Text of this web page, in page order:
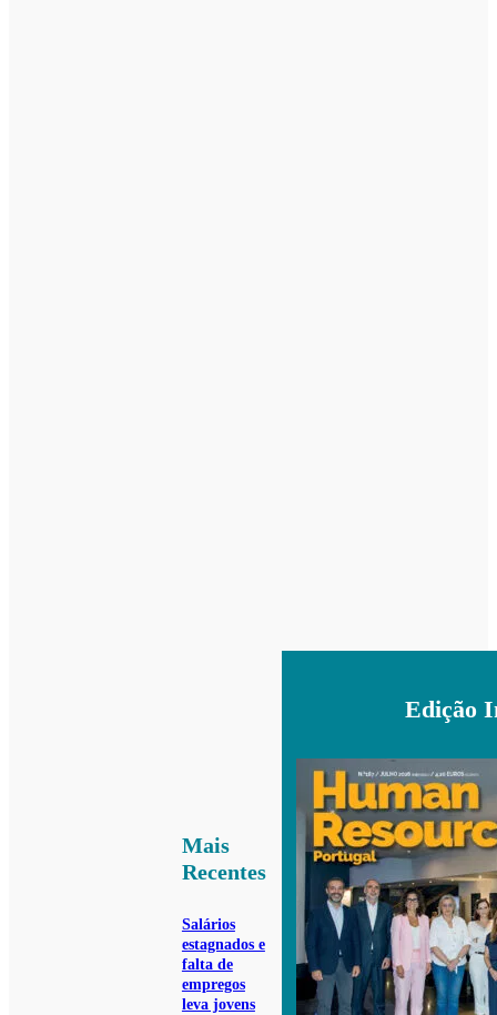
Mais
Recentes
Salários
estagnados e
falta de
empregos
leva jovens
Edição